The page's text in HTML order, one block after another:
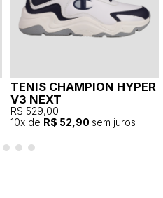
TENIS CHAMPION HYPER
V3 NEXT
R$ 529,00
10x de R$ 52,90 sem juros